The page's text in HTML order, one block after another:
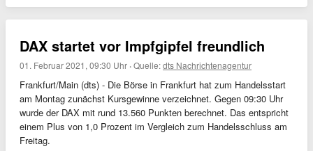
DAX startet vor Impfgipfel freundlich
01. Februar 2021, 09:30 Uhr ·Quelle:dts Nachrichtenagentur
Frankfurt/Main (dts) - Die Börse in Frankfurt hat zum Handelsstart
am Montag zunächst Kursgewinne verzeichnet. Gegen 09:30 Uhr
wurde der DAX mit rund 13.560 Punkten berechnet. Das entspricht
einem Plus von 1,0 Prozent im Vergleich zum Handelsschluss am
Freitag.